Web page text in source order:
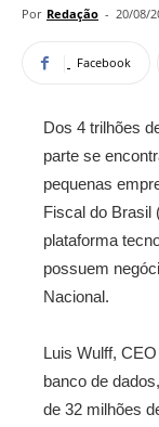
Por Redação - 20/08/
Facebook
Dos 4 trilhões
parte se
pequenas
Fiscal do Brasil
plataforma
possuem
Nacional.
Luis Wulff,
banco de
de 32 milhões